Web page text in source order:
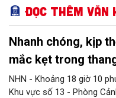
Đọc thêm Văn
Nhanh chóng, kịp
mắc kẹt trong
NHN - Khoảng 18 giờ 10
Khu vực số 13 - Phòng